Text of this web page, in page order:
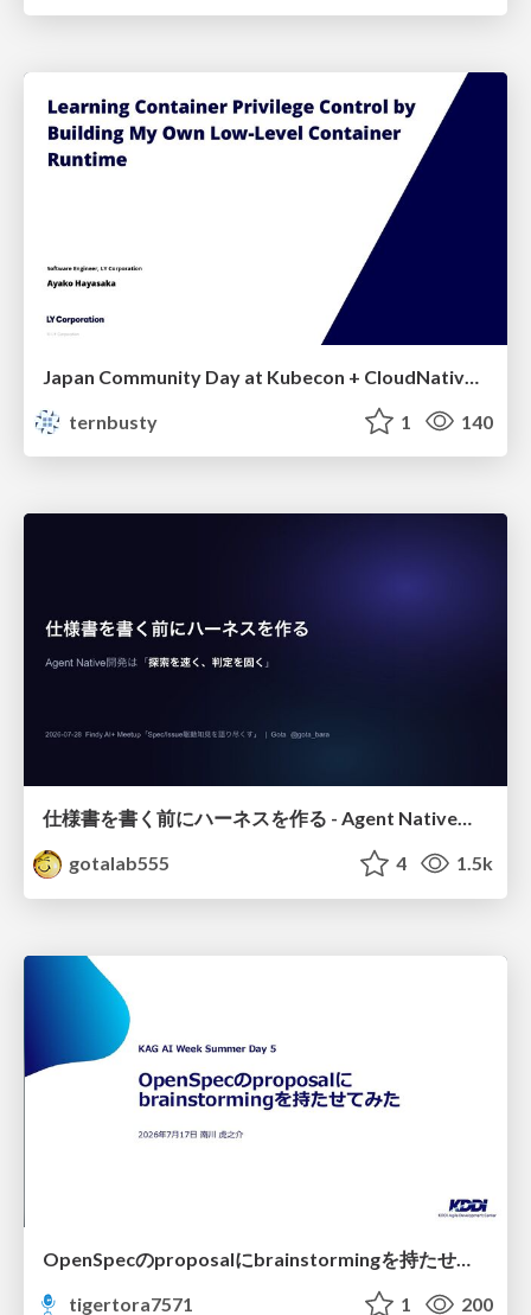
ternbusty
1 140
仕様書を書く前にハーネスを作る - Agent Native開発は「探索を速く、判定を固く」
gotalab555
4 1.5k
OpenSpecのproposalにbrainstormingを持たせてみた
tigertora7571
1 200